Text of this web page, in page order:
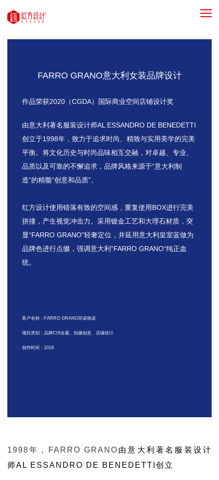
FARRO GRANO意大利女装品牌设计
作品荣获2020（CGDA）国际商业空间店铺设计奖
由意大利著名服装设计师AL ESSANDRO DE BENEDETTI
创立于1998年，致力于追求时尚、精致与实用美学的完美
平衡。将文化历史与时尚品味相互交融，对卓越、专业、
品质以及可靠的不懈追求，品牌风格来源于“意大利制
造”的精髓“创意和品质”。
红方设计使用错落有致的空间感，重复使用BOX进行完美
拼撞，产生视觉冲击力。采用镀金工艺和大理石材质，突
显“FARRO GRANO”轻奢定位，并延用意大利皇室蓝做为
品牌色进行点缀，强调意大利”FARRO GRANO“纯正血
统。
客户名称：FARRO GRANO菲诺格诺
项目类别：品牌CIS全案、拍摄创意、店铺设计
创作时间：2018
1998年，FARRO GRANO 由意大利著名服装设计
师AL ESSANDRO DE BENEDETTI创立